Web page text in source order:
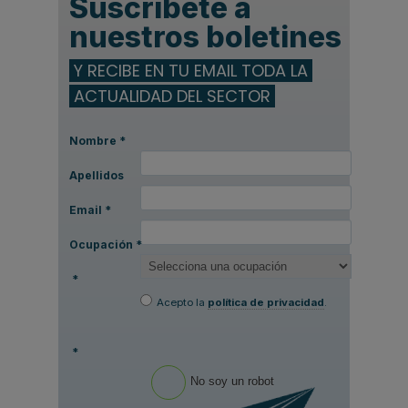
Suscríbete a
nuestros boletines
Y RECIBE EN TU EMAIL TODA LA
ACTUALIDAD DEL SECTOR
Nombre *
Apellidos
Email *
Ocupación *
*
Acepto la política de privacidad
*
No soy un robot